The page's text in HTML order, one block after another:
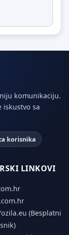
komunikaciju.
iskustvo sa
korisnika
LINKOVI
(Besplatni